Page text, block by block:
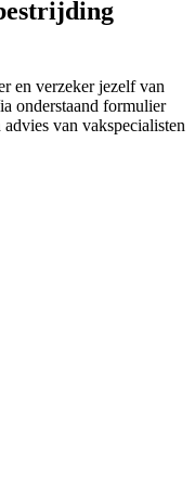
en verzeker jezelf van
onderstaand formulier
van vakspecialisten